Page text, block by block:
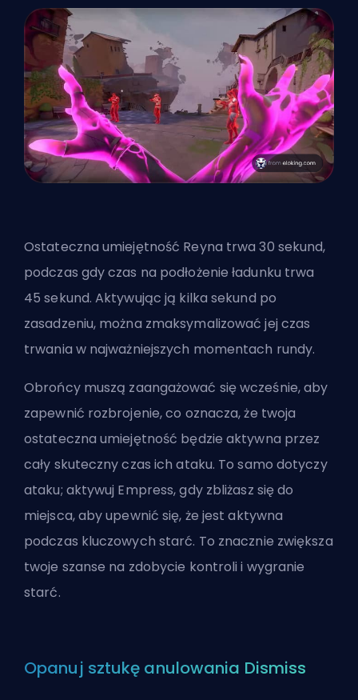
Ostateczna umiejętność Reyna trwa 30 sekund,
podczas gdy czas na podłożenie ładunku trwa
45 sekund. Aktywując ją kilka sekund po
zasadzeniu, można zmaksymalizować jej czas
trwania w najważniejszych momentach rundy.
Obrońcy muszą zaangażować się wcześnie, aby
zapewnić rozbrojenie, co oznacza, że twoja
ostateczna umiejętność będzie aktywna przez
cały skuteczny czas ich ataku. To samo dotyczy
ataku; aktywuj Empress, gdy zbliżasz się do
miejsca, aby upewnić się, że jest aktywna
podczas kluczowych starć. To znacznie zwiększa
twoje szanse na zdobycie kontroli i wygranie
starć.
Opanuj sztukę anulowania Dismiss